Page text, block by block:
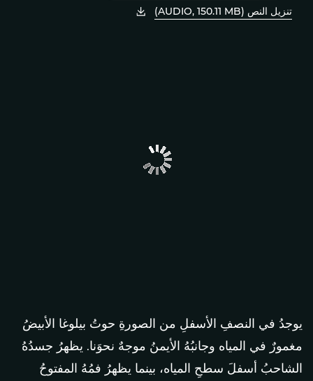
Time تنزيل النص (AUDIO, 150.11 MB)
، افتح PDF في نافذة جديدة
يوجدُ في النصفِ الأسفلِ من الصورةِ حوتُ بيلوغا الأبيضُ
مغمورٌ في المياه وجانبُهُ الأيمنُ موجهٌ نحوَنا. يظهرُ جسدُهُ
الشاحبُ أسفلَ سطحِ المياه، بينما يظهرُ فمُهُ المفتوحُ